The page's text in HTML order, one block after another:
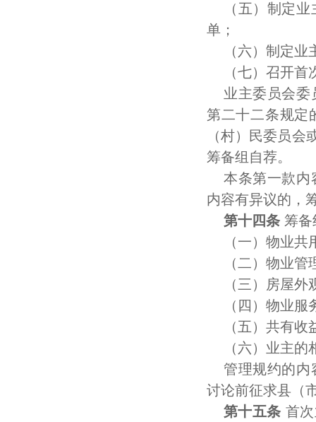
（五）制定
单；
（六）制定
（七）召开
业主委员会委
第二十二条规定
（村）民委员
筹备组自荐。
本条第一款内
内容有异议的，
第十四条 筹
（一）物业
（二）物业
（三）房屋外
（四）物业
（五）共有
（六）业主
管理规约的内
讨论前征求县（
第十五条 首